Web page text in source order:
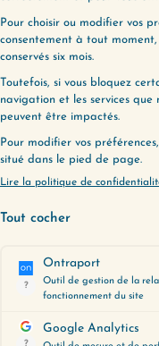
du succès
entreprend,
à prendre
de façon
déterminée. Alors
Lire plus